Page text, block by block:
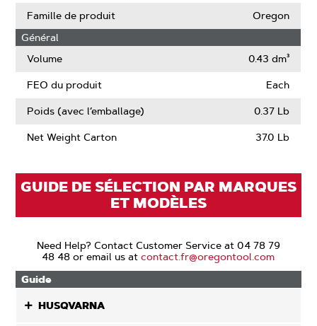
Famille de produit
Oregon
Général
Volume
0.43 dm³
FEO du produit Each
Poids (avec l’emballage) 0.37 Lb
Net Weight Carton 37.0 Lb
GUIDE DE SÉLECTION PAR MARQUES
ET MODÈLES
Need Help? Contact Customer Service at 04 78 79
48 48 or email us atcontact.fr@oregontool.com
Guide
HUSQVARNA